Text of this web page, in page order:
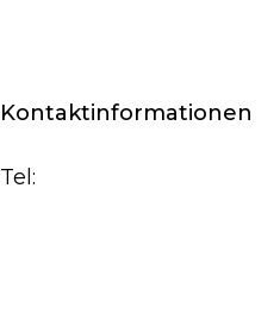
Kontaktinformationen
Tel: